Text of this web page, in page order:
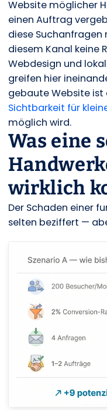
Website möglicher
einen Auftrag
diese
diesem Kanal keine
Webdesign und
greifen hier
gebaute Website ist
Sichtbarkeit für
möglich wird.
Was eine
wirklich
Der Schaden einer
selten beziffert —